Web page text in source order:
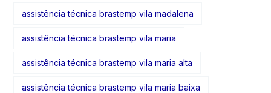
assistência técnica brastemp vila madalena
assistência técnica brastemp vila maria
assistência técnica brastemp vila maria alta
assistência técnica brastemp vila maria baixa